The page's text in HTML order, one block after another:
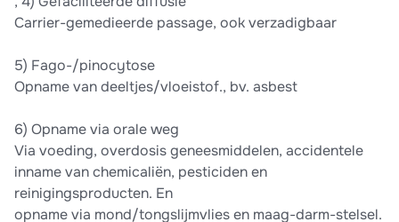
Carrier-gemedieerde passage, ook verzadigbaar
5) Fago-/pinocytose
Opname van deeltjes/vloeistof., bv. asbest
6) Opname via orale weg
Via voeding, overdosis geneesmiddelen, accidentele
inname van chemicaliën, pesticiden en
reinigingsproducten. En
opname via mond/tongslijmvlies en maag-darm-stelsel.